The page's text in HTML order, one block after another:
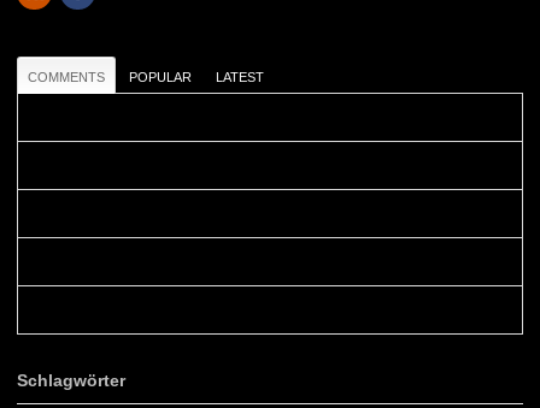
COMMENTS POPULAR LATEST
Schlagwörter